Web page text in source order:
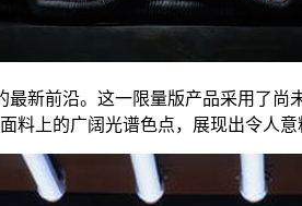
最新前沿。这一限量版产品采用了
上的广阔光谱色点，展现出令人意